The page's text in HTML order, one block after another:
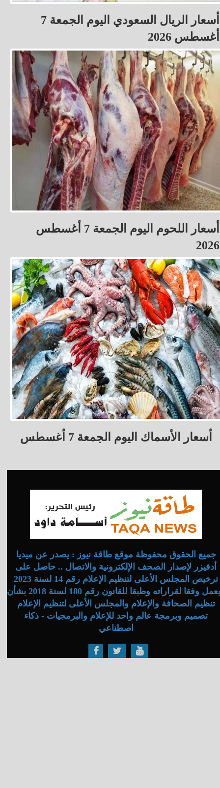
أسعار الريال السعودي اليوم الجمعة 7
أغسطس 2026
أسعار اللحوم اليوم الجمعة 7 أغسطس
2026
أسعار الأسماك اليوم الجمعة 7 أغسطس
جميع الحقوق محفوظة موقع طاقة نيوز : يصدر عن ميديا
أدفيزر لإصدار الصحف الإلكترونية والاتصال .. حاصل على
ترخيص المجلس الأعلى لتنظيم الإعلام رقم 14 لسنة 2023
ويعمل وفقا لقراراته وطبقا للقانون رقم 180 لسنة 2018 بشأن
تنظيم الصحافة والإعلام والمجلس الأعلى لتنظيم الإعلام
تصميم وبرمجة عالم واحد للإعلام والبرمجيات - ذكاء
اصطناعي